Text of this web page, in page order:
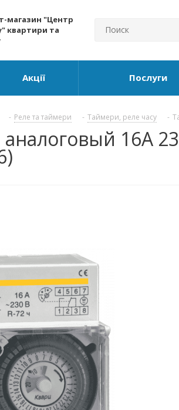
магазин "Центр
квартири та
Акції Послуги
- Реле та таймери - Таймери, реле часу -
16А